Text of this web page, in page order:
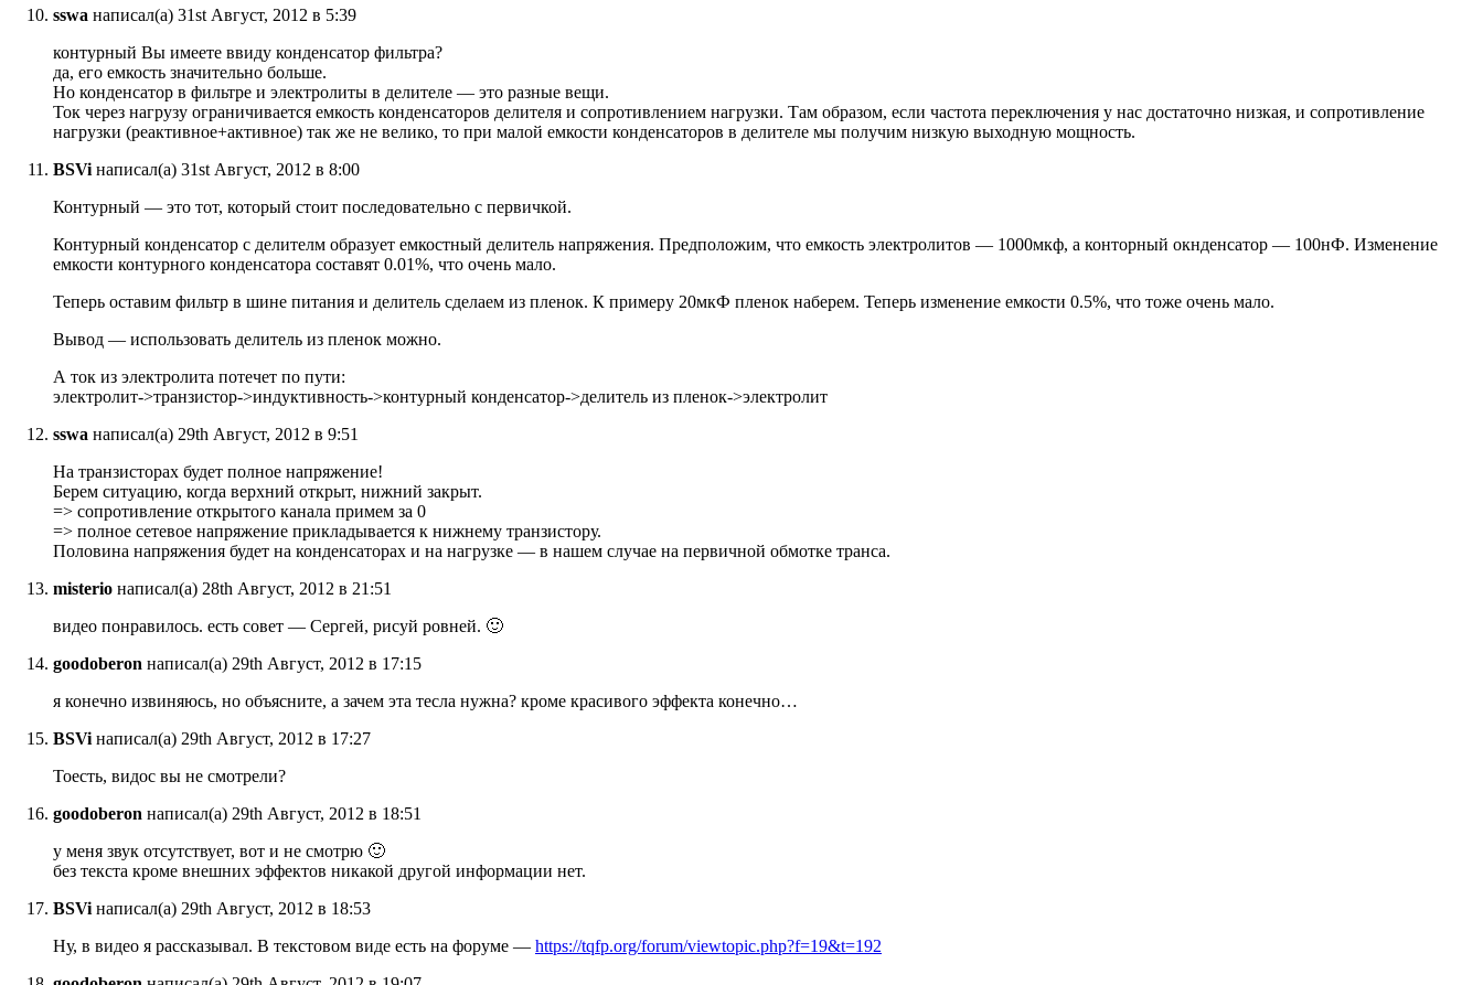
sswa написал(а) 31st Август, 2012 в 5:39
контурный Вы имеете ввиду конденсатор фильтра?
да, его емкость значительно больше.
Но конденсатор в фильтре и электролиты в делителе — это разные вещи.
Ток через нагрузу ограничивается емкость конденсаторов делителя и сопротивлением нагрузки. Там образом, если частота переключения у нас достаточно низкая, и сопротивление
нагрузки (реактивное+активное) так же не велико, то при малой емкости конденсаторов в делителе мы получим низкую выходную мощность.
BSVi написал(а) 31st Август, 2012 в 8:00
Контурный — это тот, который стоит последовательно с первичкой.
Контурный конденсатор с делителм образует емкостный делитель напряжения. Предположим, что емкость электролитов — 1000мкф, а конторный окнденсатор — 100нФ. Изменение
емкости контурного конденсатора составят 0.01%, что очень мало.
Теперь оставим фильтр в шине питания и делитель сделаем из пленок. К примеру 20мкФ пленок наберем. Теперь изменение емкости 0.5%, что тоже очень мало.
Вывод — использовать делитель из пленок можно.
А ток из электролита потечет по пути:
электролит->транзистор->индуктивность->контурный конденсатор->делитель из пленок->электролит
sswa написал(а) 29th Август, 2012 в 9:51
На транзисторах будет полное напряжение!
Берем ситуацию, когда верхний открыт, нижний закрыт.
=> сопротивление открытого канала примем за 0
=> полное сетевое напряжение прикладывается к нижнему транзистору.
Половина напряжения будет на конденсаторах и на нагрузке — в нашем случае на первичной обмотке транса.
misterio написал(а) 28th Август, 2012 в 21:51
видео понравилось. есть совет — Сергей, рисуй ровней. 🙂
goodoberon написал(а) 29th Август, 2012 в 17:15
я конечно извиняюсь, но объясните, а зачем эта тесла нужна? кроме красивого эффекта конечно…
BSVi написал(а) 29th Август, 2012 в 17:27
Тоесть, видос вы не смотрели?
goodoberon написал(а) 29th Август, 2012 в 18:51
у меня звук отсутствует, вот и не смотрю 🙂
без текста кроме внешних эффектов никакой другой информации нет.
BSVi написал(а) 29th Август, 2012 в 18:53
Ну, в видео я рассказывал. В текстовом виде есть на форуме — https://tqfp.org/forum/viewtopic.php?f=19&t=192